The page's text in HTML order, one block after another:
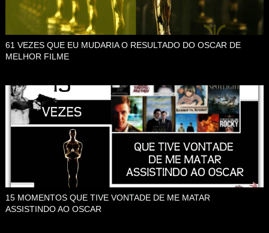
61 VEZES QUE EU MUDARIA O RESULTADO DO OSCAR DE
MELHOR FILME
15 MOMENTOS QUE TIVE VONTADE DE ME MATAR
ASSISTINDO AO OSCAR